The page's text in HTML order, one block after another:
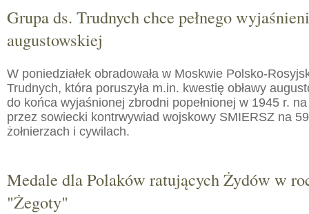
Grupa ds. Trudnych chce pełnego
augustowskiej
W poniedziałek obradowała w Moskwie Polsko-
Trudnych, która poruszyła m.in. kwestię obławy
do końca wyjaśnionej zbrodni popełnionej w 1945 r.
przez sowiecki kontrwywiad wojskowy SMIERSZ na
żołnierzach i cywilach.
Medale dla Polaków ratujących Żydów w
"Żegoty"